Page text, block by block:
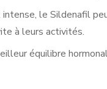
intense, le Sildenafil
à leurs activités.
équilibre